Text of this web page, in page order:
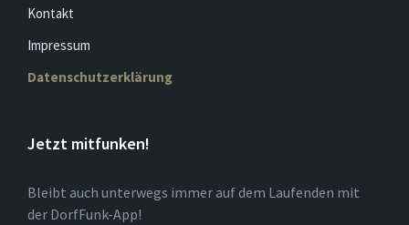
Kontakt
Impressum
Datenschutzerklärung
Jetzt mitfunken!
Bleibt auch unterwegs immer auf dem Laufenden mit
der DorfFunk-App!